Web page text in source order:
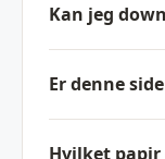
Kan jeg
Er denne
Hvilket